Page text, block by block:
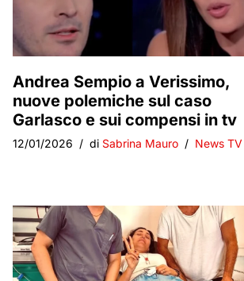
Andrea Sempio a Verissimo,
nuove polemiche sul caso
Garlasco e sui compensi in tv
12/01/2026 di Sabrina Mauro News TV